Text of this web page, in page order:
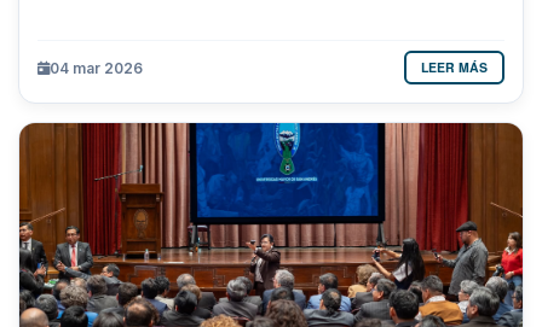
04 mar 2026 LEER MÁS